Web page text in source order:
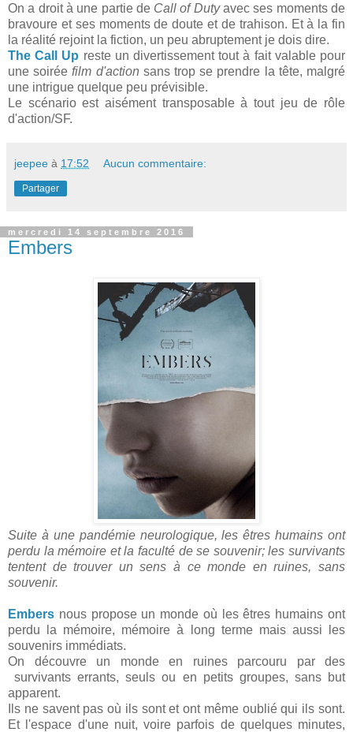
On a droit à une partie de Call of Dutyavec ses moments de
bravoure et ses moments de doute et de trahison. Et à la fin
la réalité rejoint la fiction, un peu abruptement je dois dire.
The Call Up reste un divertissement tout à fait valable pour
une soiréefilm d'action sans trop se prendre la tête, malgré
une intrigue quelque peu prévisible.
Le scénario est aisément transposable à tout jeu de rôle
d'action/SF.
jeepee à 17:52 Aucun commentaire:
Partager
mercredi 14 septembre 2016
Embers
Suite à une pandémie neurologique, les êtres humains ont
perdu la mémoire et la faculté de se souvenir; les survivants
tentent de trouver un sens à ce monde en ruines, sans
souvenir.
Embers nous propose un monde où les êtres humains ont
perdu la mémoire, mémoire à long terme mais aussi les
souvenirs immédiats.
On découvre un monde en ruines parcouru par des
survivants errants, seuls ou en petits groupes, sans but
apparent.
Ils ne savent pas où ils sont et ont même oublié qui ils sont.
Et l'espace d'une nuit, voire parfois de quelques minutes,